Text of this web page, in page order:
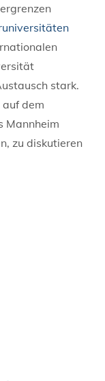
stark.
dem
Mannheim
zu diskutieren